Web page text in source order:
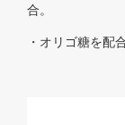
合。
・オリゴ糖を配